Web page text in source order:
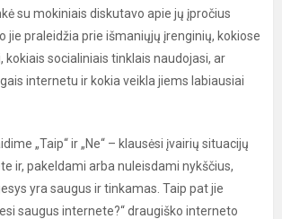
su mokiniais diskutavo apie jų įpročius
jie praleidžia prie išmaniųjų įrenginių, kokiose
kokiais socialiniais tinklais naudojasi, ar
internetu ir kokia veikla jiems labiausiai
„Taip“ ir „Ne“ – klausėsi įvairių situacijų
ir, pakeldami arba nuleisdami nykščius,
yra saugus ir tinkamas. Taip pat jie
saugus internete?“ draugiško interneto